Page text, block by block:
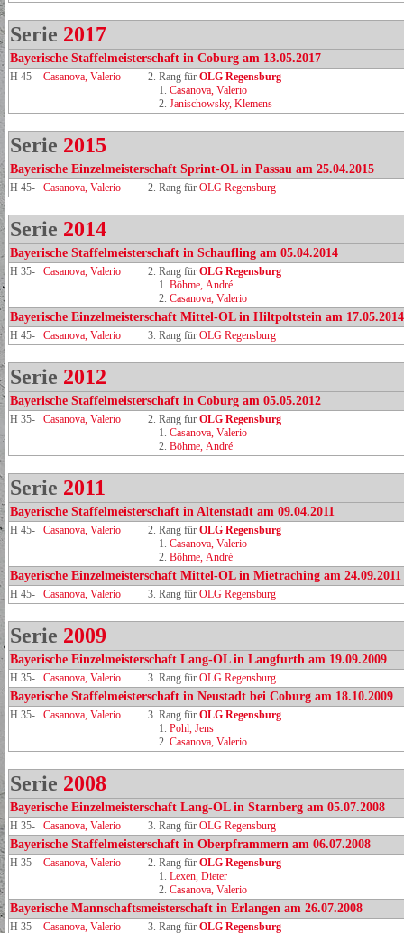
Serie 2017
Bayerische Staffelmeisterschaft in Coburg am 13.05.2017
H 45- Casanova, Valerio 2. Rang für OLG Regensburg
1. Casanova, Valerio
2. Janischowsky, Klemens
Serie 2015
Bayerische Einzelmeisterschaft Sprint-OL in Passau am 25.04.2015
H 45- Casanova, Valerio 2. Rang für OLG Regensburg
Serie 2014
Bayerische Staffelmeisterschaft in Schaufling am 05.04.2014
H 35- Casanova, Valerio 2. Rang für OLG Regensburg
1. Böhme, André
2. Casanova, Valerio
Bayerische Einzelmeisterschaft Mittel-OL in Hiltpoltstein am 17.05.2014
H 45- Casanova, Valerio 3. Rang für OLG Regensburg
Serie 2012
Bayerische Staffelmeisterschaft in Coburg am 05.05.2012
H 35- Casanova, Valerio 2. Rang für OLG Regensburg
1. Casanova, Valerio
2. Böhme, André
Serie 2011
Bayerische Staffelmeisterschaft in Altenstadt am 09.04.2011
H 45- Casanova, Valerio 2. Rang für OLG Regensburg
1. Casanova, Valerio
2. Böhme, André
Bayerische Einzelmeisterschaft Mittel-OL in Mietraching am 24.09.2011
H 45- Casanova, Valerio 3. Rang für OLG Regensburg
Serie 2009
Bayerische Einzelmeisterschaft Lang-OL in Langfurth am 19.09.2009
H 35- Casanova, Valerio 3. Rang für OLG Regensburg
Bayerische Staffelmeisterschaft in Neustadt bei Coburg am 18.10.2009
H 35- Casanova, Valerio 3. Rang für OLG Regensburg
1. Pohl, Jens
2. Casanova, Valerio
Serie 2008
Bayerische Einzelmeisterschaft Lang-OL in Starnberg am 05.07.2008
H 35- Casanova, Valerio 3. Rang für OLG Regensburg
Bayerische Staffelmeisterschaft in Oberpframmern am 06.07.2008
H 35- Casanova, Valerio 2. Rang für OLG Regensburg
1. Lexen, Dieter
2. Casanova, Valerio
Bayerische Mannschaftsmeisterschaft in Erlangen am 26.07.2008
H 35- Casanova, Valerio 3. Rang für OLG Regensburg